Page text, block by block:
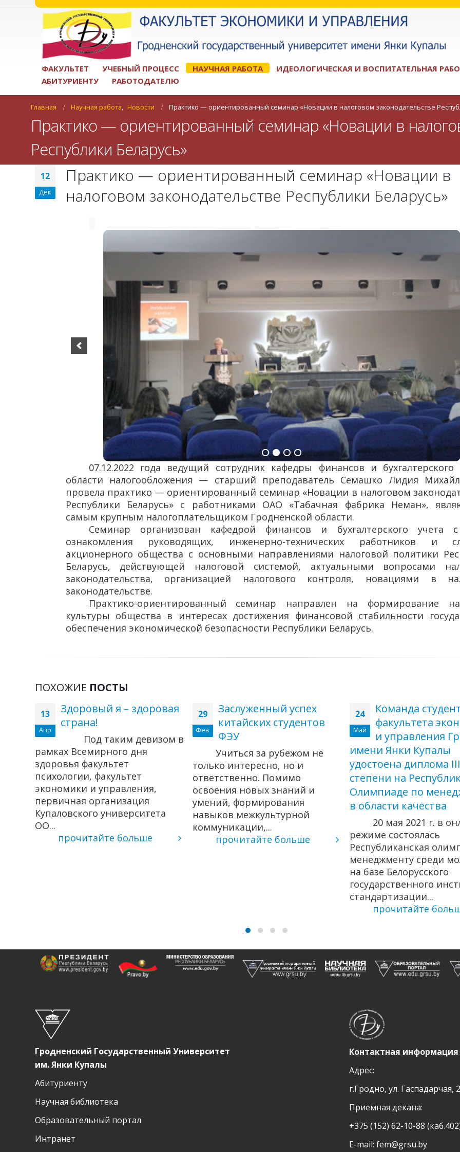
ФАКУЛЬТЕТ УЧЕБНЫЙ ПРОЦЕСС НАУЧНАЯ РАБОТА ИДЕОЛОГИЧЕСКАЯ И ВОСПИТАТЕЛЬНАЯ
АБИТУРИЕНТУ
РАБОТОДАТЕЛЮ
Главная Научная работа, Новости Практико — ориентированный семинар «Новации в налоговом законодательстве
Практико — ориентированный семинар «Новации в
Республики Беларусь»
12
Дек
Практико — ориентированный семинар «Новации в
налоговом законодательстве Республики Беларусь»
07.12.2022 года ведущий сотрудник кафедры финансов и бухгалтерского
области налогообложения — старший преподаватель Семашко Лидия
провела практико — ориентированный семинар «Новации в налоговом
Республики Беларусь» с работниками ОАО «Табачная фабрика Неман»,
самым крупным налогоплательщиком Гродненской области.
Семинар организован кафедрой финансов и бухгалтерского учета
ознакомления руководящих, инженерно-технических работников и
акционерного общества с основными направлениями налоговой политики
Беларусь, действующей налоговой системой, актуальными вопросами
законодательства, организацией налогового контроля, новациями в
законодательстве.
Практико-ориентированный семинар направлен на формирование
культуры общества в интересах достижения финансовой стабильности
обеспечения экономической безопасности Республики Беларусь.
ПОХОЖИЕ ПОСТЫ
13
Апр
Здоровый я – здоровая
страна!
Под таким девизом в
рамках Всемирного дня
здоровья факультет
психологии, факультет
экономики и управления,
первичная организация
Купаловского университета
ОО...
прочитайте больше
29
Фев
Заслуженный успех
китайских студентов
ФЭУ
Учиться за рубежом не
только интересно, но и
ответственно. Помимо
освоения новых знаний и
умений, формирования
навыков межкультурной
коммуникации,...
прочитайте больше
24
Май
Команда
факультета
и управления
имени Янки Купалы
удостоена диплома III
степени на
Олимпиаде по
в области качества
20 мая 2021 г. в
режиме состоялась
Республиканская
менеджменту среди
на базе Белорусского
государственного
стандартизации...
прочитайте
Гродненский Государственный Университет
им. Янки Купалы
Абитуриенту
Научная библиотека
Образовательный портал
Интранет
Контактная информация
Адрес:
г.Гродно, ул. Гаспадарчая,
Приемная декана:
+375 (152) 62-10-88
E-mail: fem@grsu.by